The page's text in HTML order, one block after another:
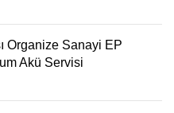
Organize Sanayi EP
Akü Servisi